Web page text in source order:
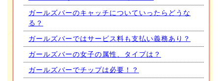
ガールズバーのキャッチについていったらどうな
る？
ガールズバーではサービス料も支払い義務あり？
ガールズバーの女子の属性、タイプは？
ガールズバーでチップは必要！？